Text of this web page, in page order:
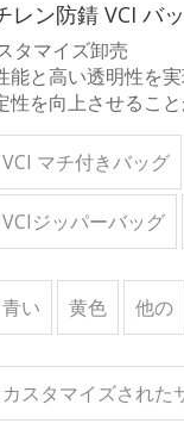
レン防錆 VCI バ
タマイズ卸売
能と高い透明性を
を向上させること
VCI マチ付きバッグ
VCIジッパーバッグ
青い 黄色 他の
カスタマイズされた